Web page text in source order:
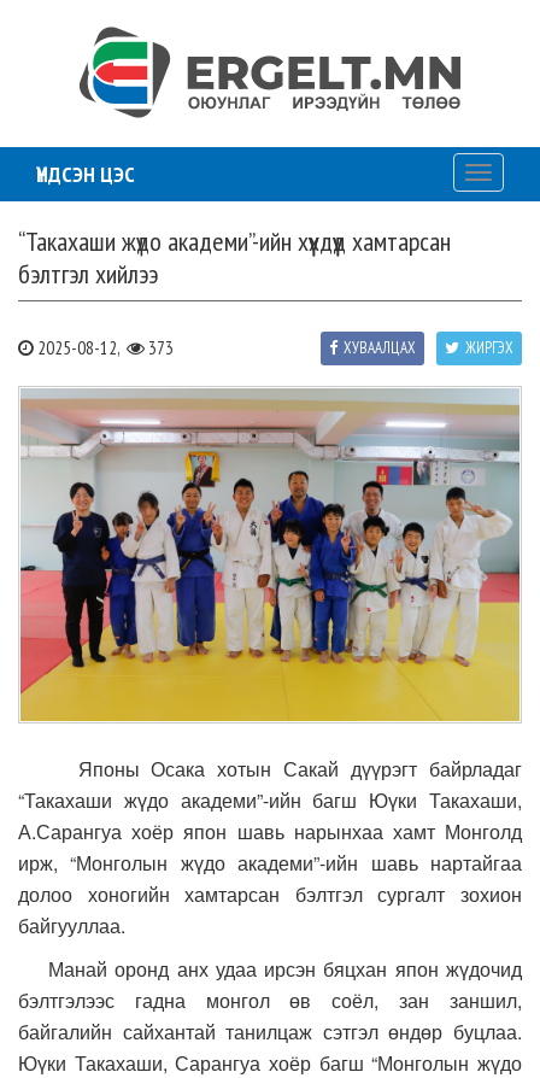
ҮНДСЭН ЦЭС
Toggle
“Такахаши жүдо академи”-ийн хүүхдүүд хамтарсан
бэлтгэл хийлээ
2025-08-12, 373 ЖИРГЭХ
ХУВААЛЦАХ
Японы Осака хотын Сакай дүүрэгт байрладаг
“Такахаши жүдо академи”-ийн багш Юүки Такахаши,
А.Сарангуа хоёр япон шавь нарынхаа хамт Монголд
ирж, “Монголын жүдо академи”-ийн шавь нартайгаа
долоо хоногийн хамтарсан бэлтгэл сургалт зохион
байгууллаа.
Манай оронд анх удаа ирсэн бяцхан япон жүдочид
бэлтгэлээс гадна монгол өв соёл, зан заншил,
байгалийн сайхантай танилцаж сэтгэл өндөр буцлаа.
Юүки Такахаши, Сарангуа хоёр багш “Монголын жүдо